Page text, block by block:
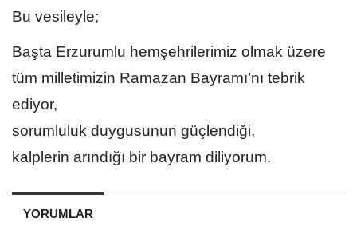
Bu vesileyle;
Başta Erzurumlu hemşehrilerimiz olmak üzere
tüm milletimizin Ramazan Bayramı’nı tebrik
ediyor,
sorumluluk duygusunun güçlendiği,
kalplerin arındığı bir bayram diliyorum.
YORUMLAR